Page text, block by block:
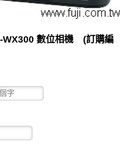
WX300 數位相機 (訂購編